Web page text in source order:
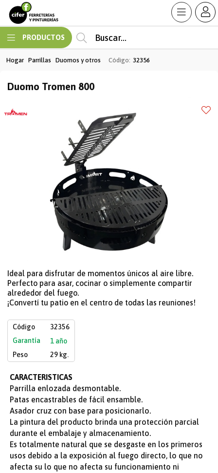
Enviar a email
Enviar
PRODUCTOS
Hogar Parrillas Duomos y otros Código: 32356
Duomo Tromen 800
Ideal para disfrutar de momentos únicos al aire libre.
Perfecto para asar, cocinar o simplemente compartir
alrededor del fuego.
¡Convertí tu patio en el centro de todas las reuniones!
Código
32356
Garantía
1 año
Peso
29 kg.
CARACTERISTICAS
Parrilla enlozada desmontable.
Patas encastrables de fácil ensamble.
Asador cruz con base para posicionarlo.
La pintura del producto brinda una protección parcial
durante el embalaje y almacenamiento.
Es totalmente natural que se desgaste en los primeros
usos debido a la exposición al fuego directo, lo que no
afecta su lo que no afecta su funcionamiento ni